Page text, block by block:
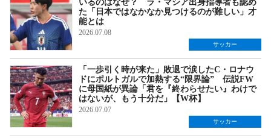
いるのはなぜ？ ラ・マシア出身指導者も認め
た「日本ではなかなか見つけるのが難しい」才
能とは
2026.07.08
サッカー
「一歩引く時が来た」敗退で涙したC・ロナウ
ドにポルトガルで加熱する“限界論” 伝説FW
に母国紙が異論「君を『終わらせたい』わけで
はないが、もう十分だ」【W杯】
2026.07.07
サッカー